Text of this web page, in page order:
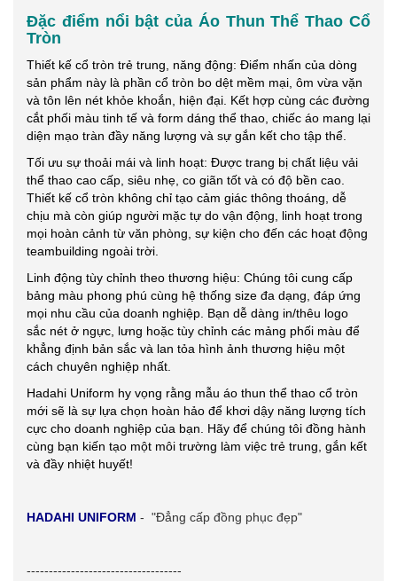
Đặc điểm nổi bật của Áo Thun Thể Thao Cổ
Tròn
Thiết kế cổ tròn trẻ trung, năng động: Điểm nhấn của dòng
sản phẩm này là phần cổ tròn bo dệt mềm mại, ôm vừa vặn
và tôn lên nét khỏe khoắn, hiện đại. Kết hợp cùng các đường
cắt phối màu tinh tế và form dáng thể thao, chiếc áo mang lại
diện mạo tràn đầy năng lượng và sự gắn kết cho tập thể.
Tối ưu sự thoải mái và linh hoạt: Được trang bị chất liệu vải
thể thao cao cấp, siêu nhẹ, co giãn tốt và có độ bền cao.
Thiết kế cổ tròn không chỉ tạo cảm giác thông thoáng, dễ
chịu mà còn giúp người mặc tự do vận động, linh hoạt trong
mọi hoàn cảnh từ văn phòng, sự kiện cho đến các hoạt động
teambuilding ngoài trời.
Linh động tùy chỉnh theo thương hiệu: Chúng tôi cung cấp
bảng màu phong phú cùng hệ thống size đa dạng, đáp ứng
mọi nhu cầu của doanh nghiệp. Bạn dễ dàng in/thêu logo
sắc nét ở ngực, lưng hoặc tùy chỉnh các mảng phối màu để
khẳng định bản sắc và lan tỏa hình ảnh thương hiệu một
cách chuyên nghiệp nhất.
Hadahi Uniform hy vọng rằng mẫu áo thun thể thao cổ tròn
mới sẽ là sự lựa chọn hoàn hảo để khơi dậy năng lượng tích
cực cho doanh nghiệp của bạn. Hãy để chúng tôi đồng hành
cùng bạn kiến tạo một môi trường làm việc trẻ trung, gắn kết
và đầy nhiệt huyết!
HADAHI UNIFORM - "Đẳng cấp đồng phục đẹp"
-----------------------------------